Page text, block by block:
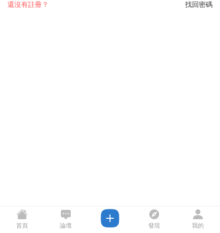
找回密碼
還沒有註冊？
首頁 論壇 發現 我的